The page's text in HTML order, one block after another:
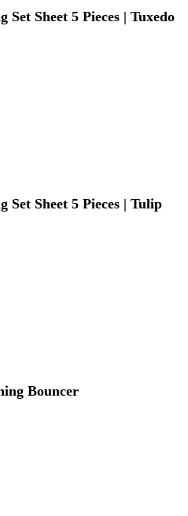
Sheet 5 Pieces | Tuxedo
Set Sheet 5 Pieces | Tulip
Bouncer